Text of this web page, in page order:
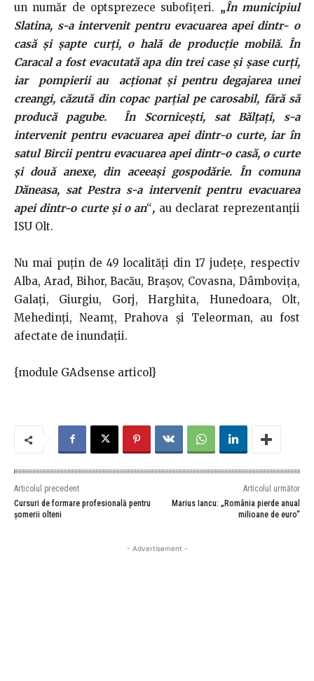
un număr de optsprezece subofițeri. „În municipiul
Slatina, s-a intervenit pentru evacuarea apei dintr- o
casă şi şapte curţi, o hală de producţie mobilă. În
Caracal a fost evacutată apa din trei case şi şase curţi,
iar pompierii au acționat și pentru degajarea unei
creangi, căzută din copac parţial pe carosabil, fără să
producă pagube. În Scorniceşti, sat Bălţaţi, s-a
intervenit pentru evacuarea apei dintr-o curte, iar în
satul Bircii pentru evacuarea apei dintr-o casă, o curte
şi două anexe, din aceeaşi gospodărie. În comuna
Dăneasa, sat Pestra s-a intervenit pentru evacuarea
apei dintr-o curte şi o an“, au declarat reprezentanții
ISU Olt.
Nu mai puțin de 49 localităţi din 17 judeţe, respectiv
Alba, Arad, Bihor, Bacău, Braşov, Covasna, Dâmboviţa,
Galaţi, Giurgiu, Gorj, Harghita, Hunedoara, Olt,
Mehedinţi, Neamţ, Prahova şi Teleorman, au fost
afectate de inundaţii.
{module GAdsense articol}
Articolul precedent
Cursuri de formare profesională pentru
șomerii olteni
Articolul următor
Marius Iancu: „România pierde anual
milioane de euro“
- Advertisement -